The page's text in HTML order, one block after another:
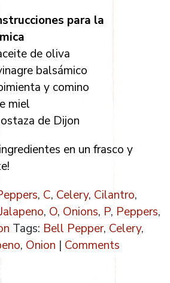
para la
de oliva
balsámico
y comino
miel
de Dijon
en un frasco y
, C, Celery, Cilantro,
Jalapeno, O, Onions, P, Peppers,
Tags: Bell Pepper, Celery,
, Onion | Comments